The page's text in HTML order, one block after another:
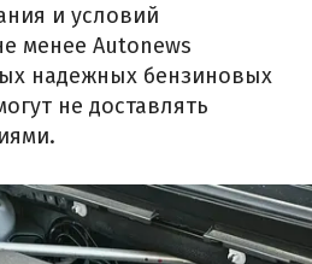
и условий
менее Autonews
надежных бензиновых
не доставлять